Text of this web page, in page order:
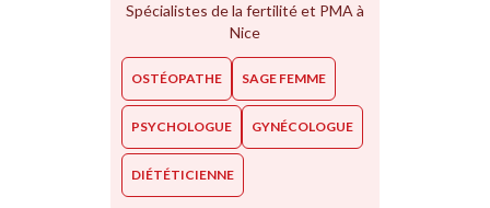
Spécialistes de la fertilité et PMA à
Nice
OSTÉOPATHE SAGE FEMME
PSYCHOLOGUE GYNÉCOLOGUE
DIÉTÉTICIENNE